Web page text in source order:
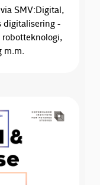
SMV:Digital,
digitalisering -
m.m.